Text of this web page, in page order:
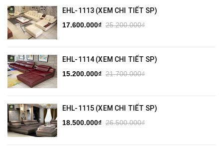
EHL-1113 (XEM CHI TIẾT SP)
17.600.000₫ 25.200.000₫
EHL-1114 (XEM CHI TIẾT SP)
15.200.000₫ 21.700.000₫
EHL-1115 (XEM CHI TIẾT SP)
18.500.000₫ 26.500.000₫